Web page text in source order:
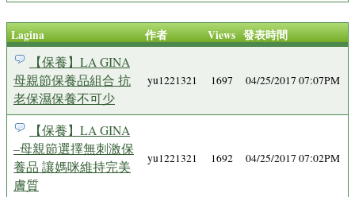
Lagina 作者 Views 發表時間
【保養】LA GINA
母親節保養品組合 抗
老保濕保養不可少
yu1221321 1697 04/25/2017 07:07PM
【保養】LA GINA
–母親節選擇無刺激保
養品 讓媽咪維持完美
膚質
yu1221321 1692 04/25/2017 07:02PM